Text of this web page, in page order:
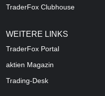
TraderFox Clubhouse
WEITERE LINKS
TraderFox Portal
aktien Magazin
Trading-Desk